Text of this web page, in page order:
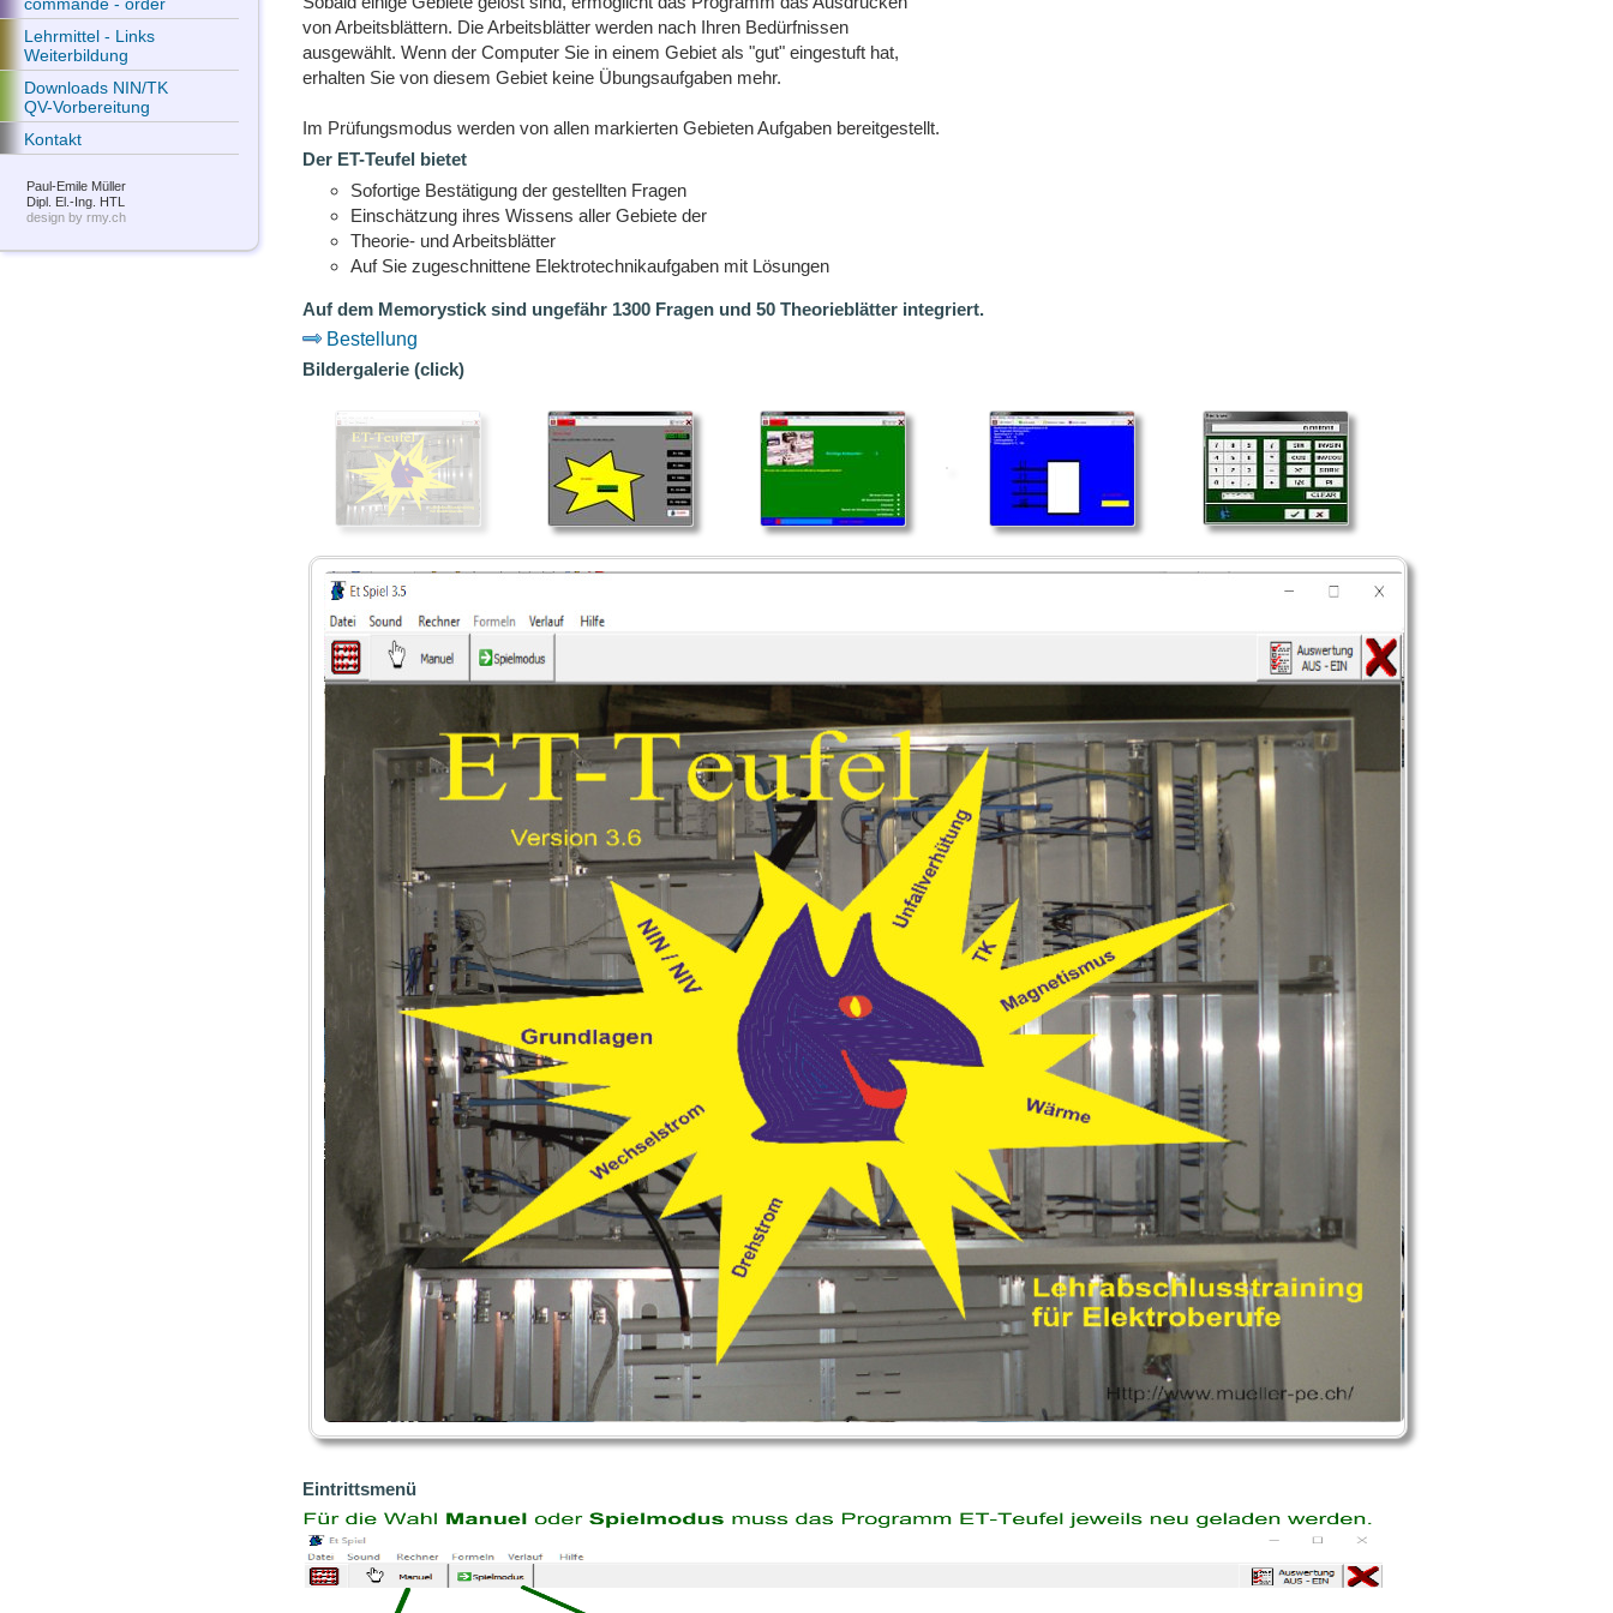
von Arbeitsblättern. Die Arbeitsblätter werden nach Ihren Bedürfnissen
ausgewählt. Wenn der Computer Sie in einem Gebiet als "gut" eingestuft hat,
erhalten Sie von diesem Gebiet keine Übungsaufgaben mehr.
Im Prüfungsmodus werden von allen markierten Gebieten Aufgaben bereitgestellt.
Der ET-Teufel bietet
Sofortige Bestätigung der gestellten Fragen
Einschätzung ihres Wissens aller Gebiete der
Theorie- und Arbeitsblätter
Auf Sie zugeschnittene Elektrotechnikaufgaben mit Lösungen
Auf dem Memorystick sind ungefähr 1300 Fragen und 50 Theorieblätter integriert.
Bestellung
Bildergalerie (click)
Eintrittsmenü
Lehrmittel - Links
Weiterbildung
Downloads NIN/TK
QV-Vorbereitung
Kontakt
Paul-Emile Müller
Dipl. El.-Ing. HTL
design by rmy.ch